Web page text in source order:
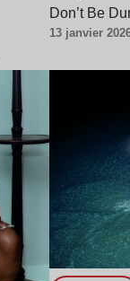
Don’t Be
13 janvier